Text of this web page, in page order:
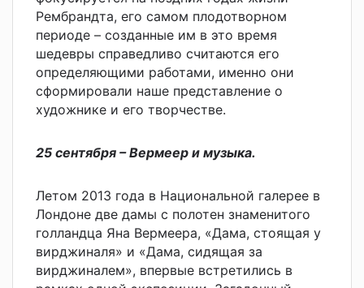
Рембрандта, его самом плодотворном
периоде – созданные им в это время
шедевры справедливо считаются его
определяющими работами, именно они
сформировали наше представление о
художнике и его творчестве.
25 сентября – Вермеер и музыка.
Летом 2013 года в Национальной галерее в
Лондоне две дамы с полотен знаменитого
голландца Яна Вермеера, «Дама, стоящая у
вирджиналя» и «Дама, сидящая за
вирджиналем», впервые встретились в